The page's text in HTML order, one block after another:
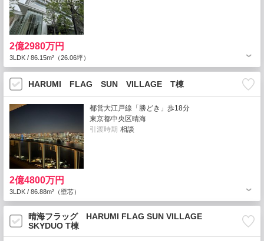
2億2980万円
3LDK / 86.15m²（26.06坪）
HARUMI FLAG SUN VILLAGE T棟
都営大江戸線「勝どき」歩18分
東京都中央区晴海
引渡時期 相談
2億4800万円
3LDK / 86.88m²（壁芯）
晴海フラッグ HARUMI FLAG SUN VILLAGE
SKYDUO T棟